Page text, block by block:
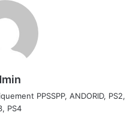
PPSSPP, ANDORID, PS2,
PS4